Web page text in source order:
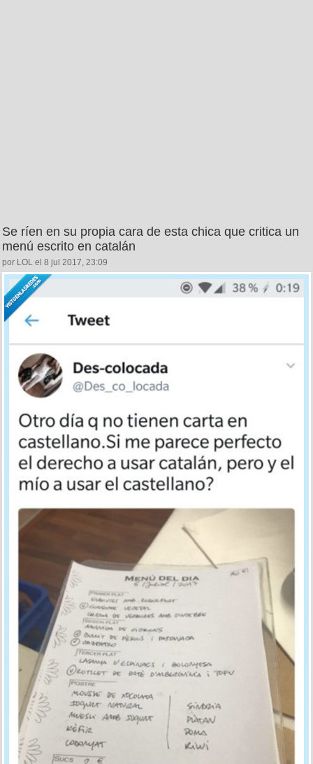
Se ríen en su propia cara de esta chica que critica un
menú escrito en catalán
por LOL el 8 jul 2017, 23:09